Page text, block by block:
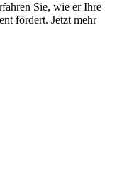
Sie, wie er Ihre
fördert. Jetzt mehr